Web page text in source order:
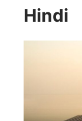
Hindi